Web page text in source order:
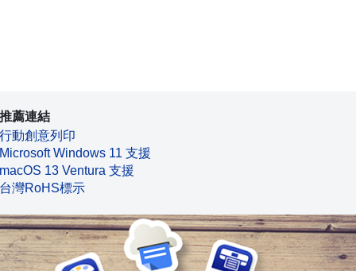
推薦連結
行動創意列印
Microsoft Windows 11 支援
macOS 13 Ventura 支援
台灣RoHS標示